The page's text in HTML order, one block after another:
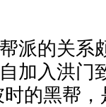
派的关系
加入洪门
的黑帮